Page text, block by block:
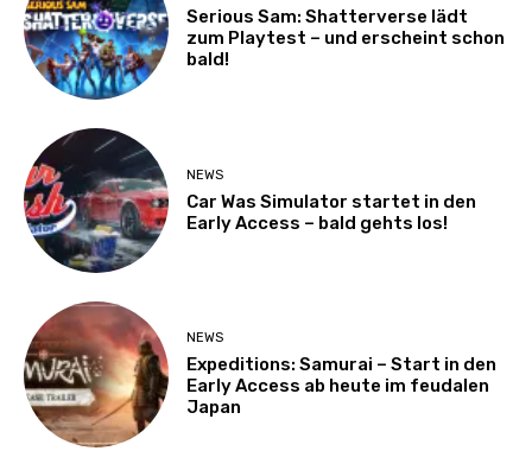
Serious Sam: Shatterverse lädt
zum Playtest – und erscheint schon
bald!
NEWS
Car Was Simulator startet in den
Early Access – bald gehts los!
NEWS
Expeditions: Samurai – Start in den
Early Access ab heute im feudalen
Japan